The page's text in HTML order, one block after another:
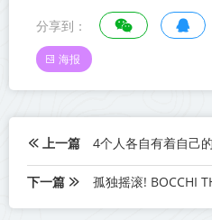
分享到：
海报
上一篇 4个人各自有着自己的秘密 4 nin wa
下一篇 孤独摇滚! BOCCHI THE ROCK!